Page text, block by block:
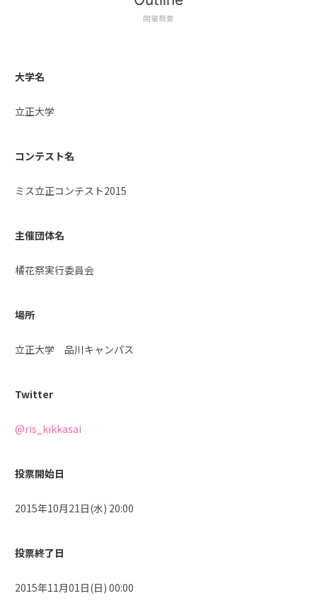
開催概要
大学名
立正大学
コンテスト名
ミス立正コンテスト2015
主催団体名
橘花祭実行委員会
場所
立正大学 品川キャンパス
Twitter
@ris_kikkasai
投票開始日
2015年10月21日(水) 20:00
投票終了日
2015年11月01日(日) 00:00